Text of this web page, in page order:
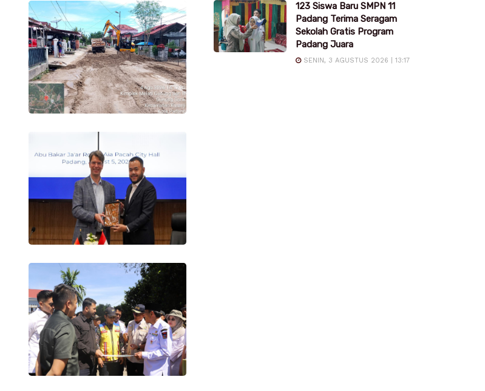
123 Siswa Baru SMPN 11
Padang Terima Seragam
Sekolah Gratis Program
Padang Juara
SENIN, 3 AGUSTUS 2026 | 13:17